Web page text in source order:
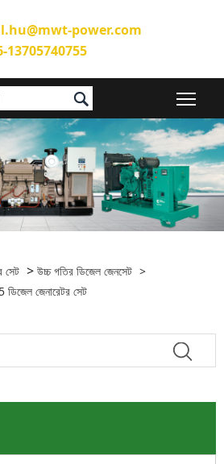
power.com
13705740755

সেট > উচ্চ গতির ডিজেল জেনসেট >
ডিজেল জেনারেটর সেট